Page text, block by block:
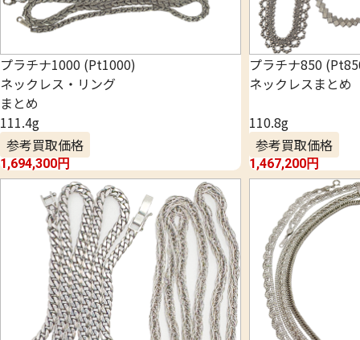
プラチナ1000 (Pt1000)
ネックレス・リング
まとめ
111.4g
参考買取価格
1,694,300円
プラチナ850
ネックレスまとめ
110.8g
参考買取価格
1,467,200円